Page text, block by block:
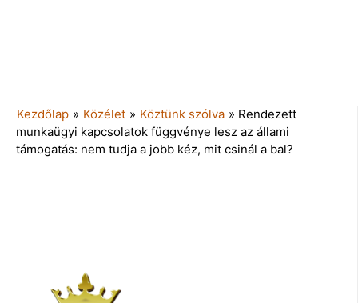
Kezdőlap » Közélet » Köztünk szólva » Rendezett
munkaügyi kapcsolatok függvénye lesz az állami
támogatás: nem tudja a jobb kéz, mit csinál a bal?